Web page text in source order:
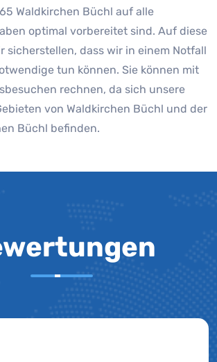
Waldkirchen Büchl auf alle
optimal vorbereitet sind. Auf diese
sicherstellen, dass wir in einem Notfall
tun können. Sie können mit
rechnen, da sich unsere
von Waldkirchen Büchl und der
Büchl befinden.